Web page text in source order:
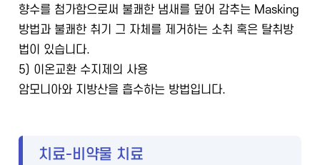
향수를 첨가함으로써 불쾌한 냄새를 덮어 감추는 Masking
방법과 불쾌한 취기 그 자체를 제거하는 소취 혹은 탈취방
법이 있습니다.
5) 이온교환 수지제의 사용
암모니아와 지방산을 흡수하는 방법입니다.
치료-비약물 치료